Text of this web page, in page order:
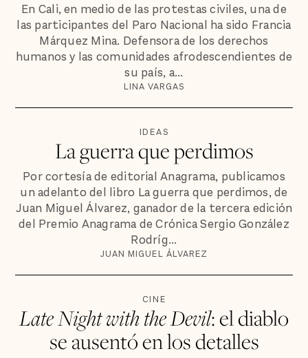
En Cali, en medio de las protestas civiles, una de
las participantes del Paro Nacional ha sido Francia
Márquez Mina. Defensora de los derechos
humanos y las comunidades afrodescendientes de
su país, a...
LINA VARGAS
IDEAS
La guerra que perdimos
Por cortesía de editorial Anagrama, publicamos
un adelanto del libro La guerra que perdimos, de
Juan Miguel Álvarez, ganador de la tercera edición
del Premio Anagrama de Crónica Sergio González
Rodríg...
JUAN MIGUEL ÁLVAREZ
CINE
Late Night with the Devil: el diablo
se ausentó en los detalles